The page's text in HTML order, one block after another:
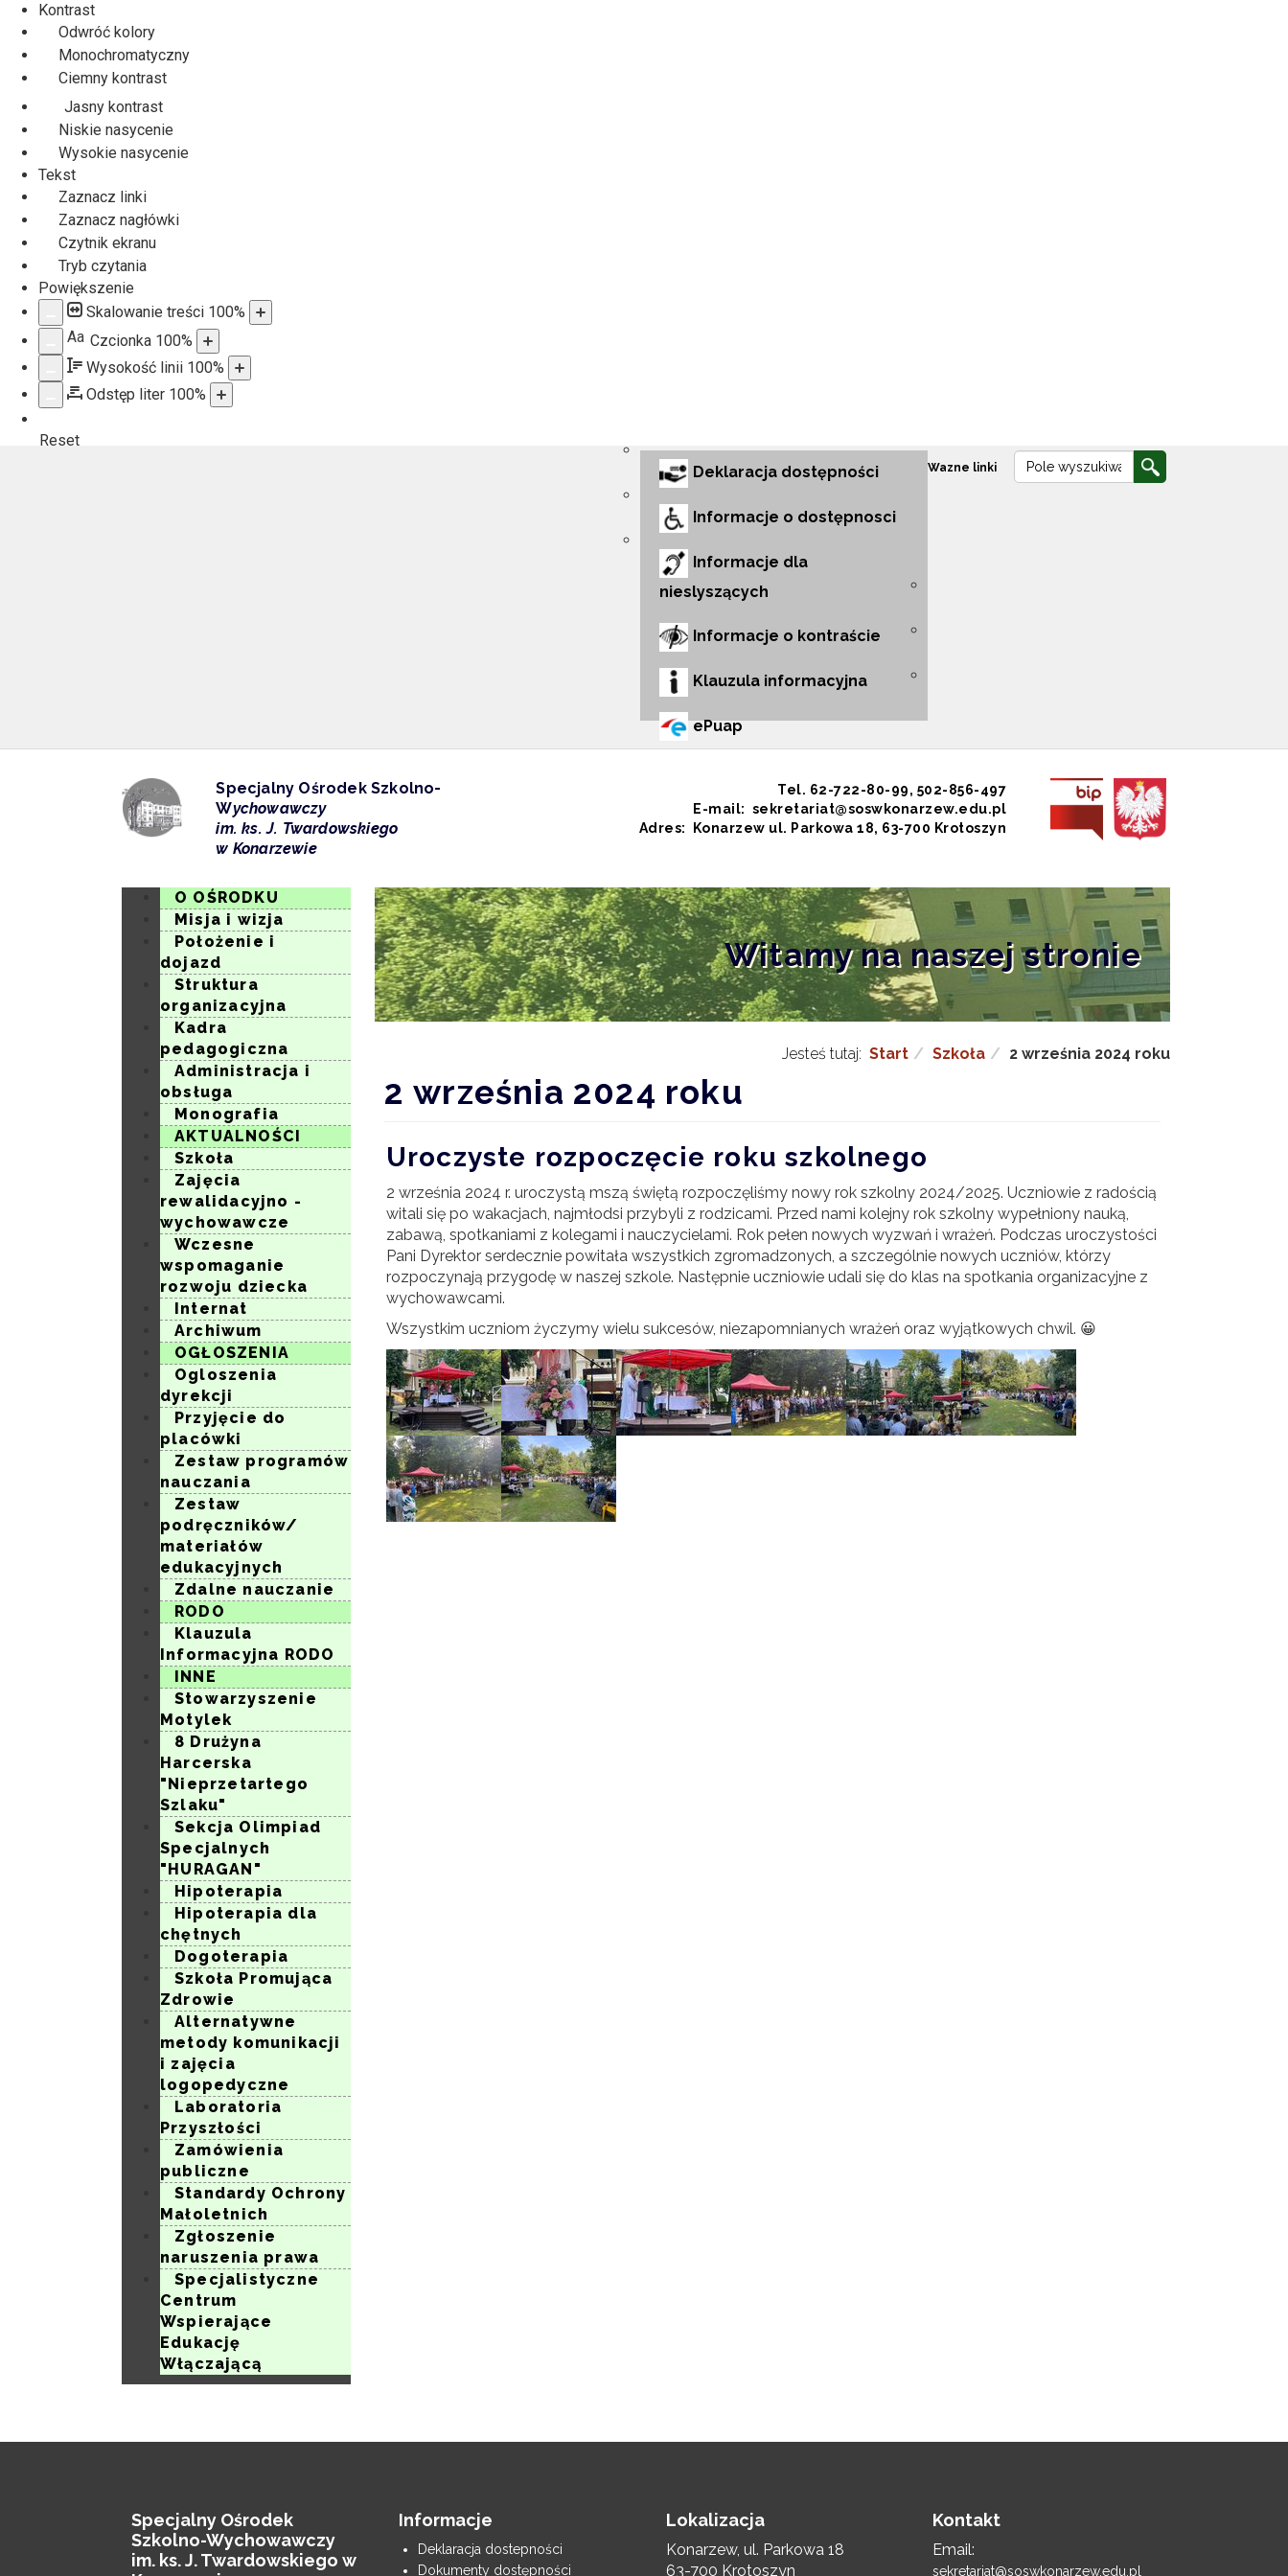
Kontrast
Odwróć kolory
Monochromatyczny
Ciemny kontrast
Jasny kontrast
Niskie nasycenie
Wysokie nasycenie
Tekst
Zaznacz linki
Zaznacz nagłówki
Czytnik ekranu
Tryb czytania
Powiększenie
Skalowanie treści 100%
Aa Czcionka 100%
Wysokość linii 100%
Odstęp liter 100%
Reset
Wazne linki
Deklaracja dostępności
Informacje o dostępnosci
Informacje dla
nieslyszących
Informacje o kontraście
Klauzula informacyjna
ePuap
Wyszukiwarka
Wyszukiwarka
Specjalny Ośrodek Szkolno-
Wychowawczy
im. ks. J. Twardowskiego
w Konarzewie-
września
2024
roku
Specjalny
Ośrodek
Szkolno-
Twardowskiego
w
Konarzewie
Tel. 62-722-80-99, 502-856-497
E-mail: sekretariat@soswkonarzew.edu.pl
Adres:
Konarzew ul. Parkowa 18, 63-700 Krotoszyn
O OŚRODKU
Misja i wizja
Położenie i
dojazd
Struktura
organizacyjna
Kadra
pedagogiczna
Administracja i
obsługa
Monografia
AKTUALNOŚCI
Szkoła
Zajęcia
rewalidacyjno -
wychowawcze
Wczesne
wspomaganie
rozwoju dziecka
Internat
Archiwum
OGŁOSZENIA
Ogloszenia
dyrekcji
Przyjęcie do
placówki
Zestaw programów
nauczania
Zestaw
podręczników/
materiałów
edukacyjnych
Zdalne nauczanie
RODO
Klauzula
Informacyjna RODO
INNE
Stowarzyszenie
Motylek
8 Drużyna
Harcerska
"Nieprzetartego
Szlaku"
Sekcja Olimpiad
Specjalnych
"HURAGAN"
Hipoterapia
Hipoterapia dla
chętnych
Dogoterapia
Szkoła Promująca
Zdrowie
Alternatywne
metody komunikacji
i zajęcia
logopedyczne
Laboratoria
Przyszłości
Zamówienia
publiczne
Standardy Ochrony
Małoletnich
Zgłoszenie
naruszenia prawa
Specjalistyczne
Centrum
Wspierające
Edukację
Włączającą
Witamy na naszej stronie
Jesteś tutaj: Start Szkoła 2 września 2024 roku
2 września 2024 roku
Uroczyste rozpoczęcie roku szkolnego
2 września 2024 r. uroczystą mszą świętą rozpoczęliśmy nowy rok szkolny 2024/2025. Uczniowie z radością
witali się po wakacjach, najmłodsi przybyli z rodzicami. Przed nami kolejny rok szkolny wypełniony nauką,
zabawą, spotkaniami z kolegami i nauczycielami. Rok pełen nowych wyzwań i wrażeń. Podczas uroczystości
Pani Dyrektor serdecznie powitała wszystkich zgromadzonych, a szczególnie nowych uczniów, którzy
rozpoczynają przygodę w naszej szkole. Następnie uczniowie udali się do klas na spotkania organizacyjne z
wychowawcami.
Wszystkim uczniom życzymy wielu sukcesów, niezapomnianych wrażeń oraz wyjątkowych chwil. 😀
Specjalny Ośrodek
Szkolno-Wychowawczy
im. ks. J. Twardowskiego w
Informacje
Deklaracja dostepności
Dokumenty dostępności
Lokalizacja
Konarzew, ul. Parkowa 18
63-700 Krotoszyn
Kontakt
Email:
sekretariat@soswkonarzew.edu.pl